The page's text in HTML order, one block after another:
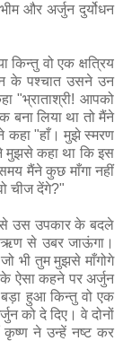
और अर्जुन दुर्योधन
वो एक क्षत्रिय
के पश्चात उसने उन
"भ्राताश्री! आपको
बना लिया था तो मैंने
कहा "हाँ। मुझे स्मरण
मुझसे कहा था कि इस
मैंने कुछ माँगा नहीं
चीज देंगे?"
उस उपकार के बदले
से उबर जाऊंगा।
भी तुम मुझसे माँगोगे
के ऐसा कहने पर अर्जुन
बड़ा हुआ किन्तु वो एक
को दे दिए। वे दोनों
कृष्ण ने उन्हें नष्ट कर